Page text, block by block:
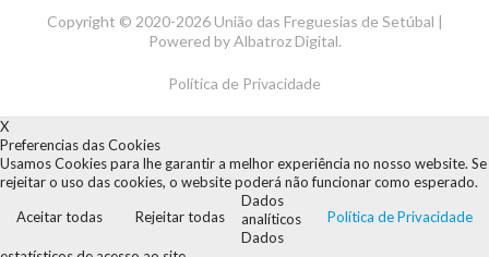
Copyright © 2020-2026 União das Freguesias de Setúbal |
Powered byAlbatroz Digital.
Política de Privacidade
X
Preferencias das Cookies
Usamos Cookies para lhe garantir a melhor experiência no nosso website. Se
rejeitar o uso das cookies, o website poderá não funcionar como esperado.
Aceitar todas
Rejeitar todas Política de Privacidade
Dados
analíticos
Dados